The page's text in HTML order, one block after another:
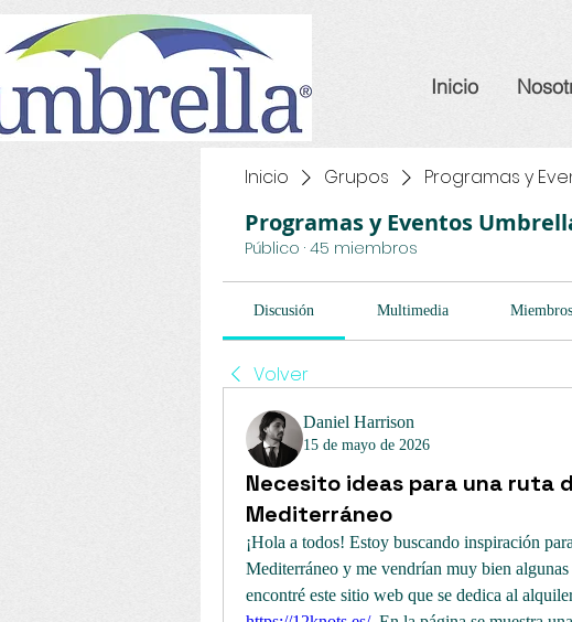
Inicio
Inicio Grupos Programas y
Programas y Eventos
Público · 45 miembros
Discusión Multimedia Miembros
Volver
Daniel Harrison
15 de mayo de 2026
Necesito ideas para una ruta
Mediterráneo
¡Hola a todos! Estoy buscando inspiración
Mediterráneo y me vendrían muy bien